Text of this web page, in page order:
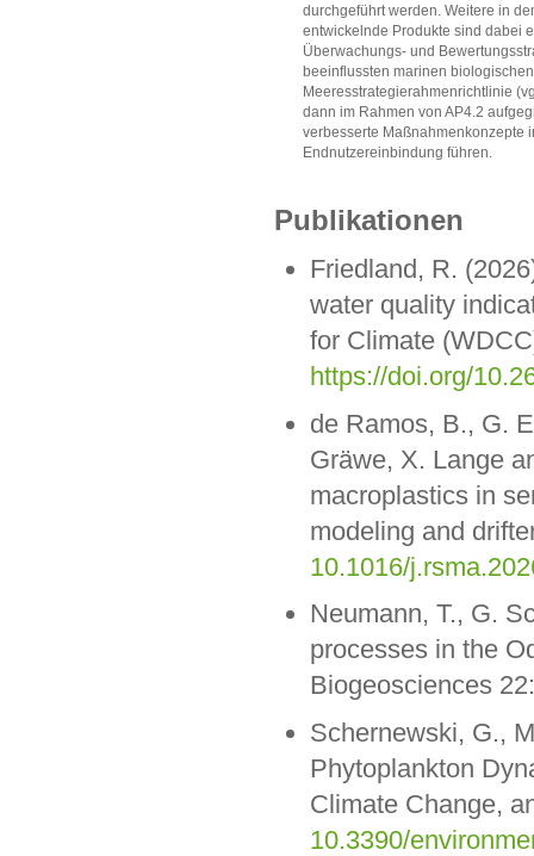
durchgeführt werden. Weitere in
entwickelnde Produkte sind dabei
Überwachungs- und
beeinflussten marinen
Meeresstrategierahmenrichtlinie
dann im Rahmen von AP4.2
verbesserte Maßnahmenkonzepte
Endnutzereinbindung führen.
Publikationen
Friedland, R.
water quality
for Climate
https://doi.org/
de Ramos, B., G.
Gräwe, X. Lange
macroplastics in
modeling and
10.1016/
Neumann, T., G.
processes in the
Biogeosciences
Schernewski, G.,
Phytoplankton
Climate Change,
10.3390/